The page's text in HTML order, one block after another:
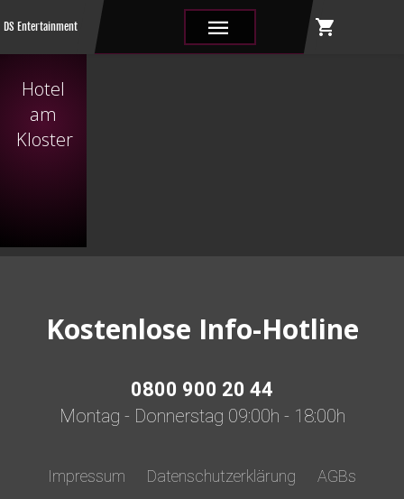
DS Entertainment ||| shopping_cart
Hotel
am
Kloster
Kostenlose Info-Hotline
0800 900 20 44
Montag - Donnerstag 09:00h - 18:00h
Impressum Datenschutzerklärung AGBs